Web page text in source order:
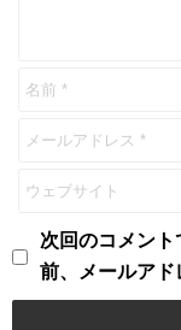
次回のコメン
前、メールアド